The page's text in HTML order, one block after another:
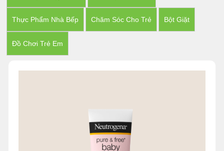
Thực Phẩm Nhà Bếp Chăm Sóc Cho Trẻ Bột Giặt
Đồ Chơi Trẻ Em